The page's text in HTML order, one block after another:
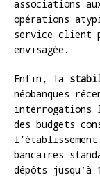
associations
opérations
service client
envisagée.
Enfin, la
néobanques
interrogations
des budgets
bancaires
dépôts jusqu’à